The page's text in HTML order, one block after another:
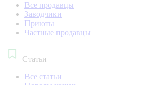
Все продавцы
Заводчики
Приюты
Частные продавцы
Статьи
Все статьи